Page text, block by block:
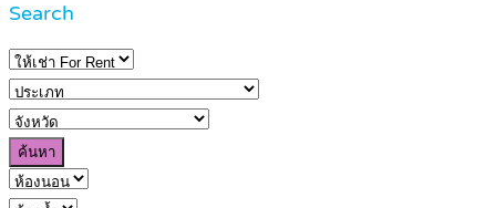
Search
ค้นหา